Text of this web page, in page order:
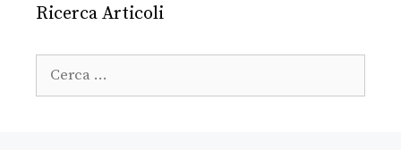
Ricerca Articoli